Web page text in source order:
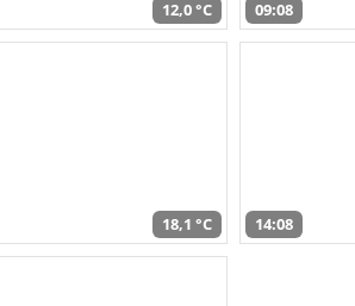
12,0 °C 09:08
18,1 °C 14:08